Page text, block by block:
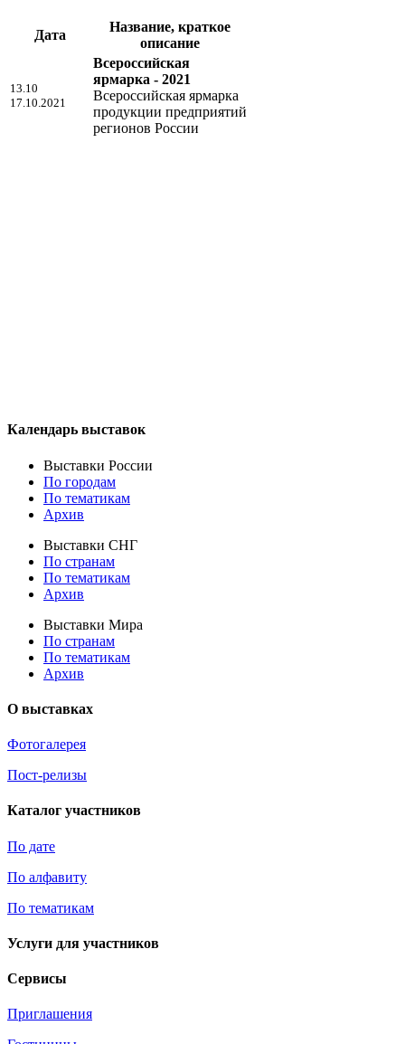
Дата
Название, краткое
описание
13.10
17.10.2021
Всероссийская
ярмарка - 2021
Всероссийская ярмарка
продукции предприятий
регионов России
Календарь выставок
Выставки России
По городам
По тематикам
Архив
Выставки СНГ
По странам
По тематикам
Архив
Выставки Мира
По странам
По тематикам
Архив
О выставках
Фотогалерея
Пост-релизы
Каталог участников
По дате
По алфавиту
По тематикам
Услуги для участников
Сервисы
Приглашения